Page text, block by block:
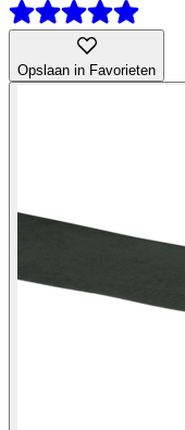
Opslaan in Favorieten